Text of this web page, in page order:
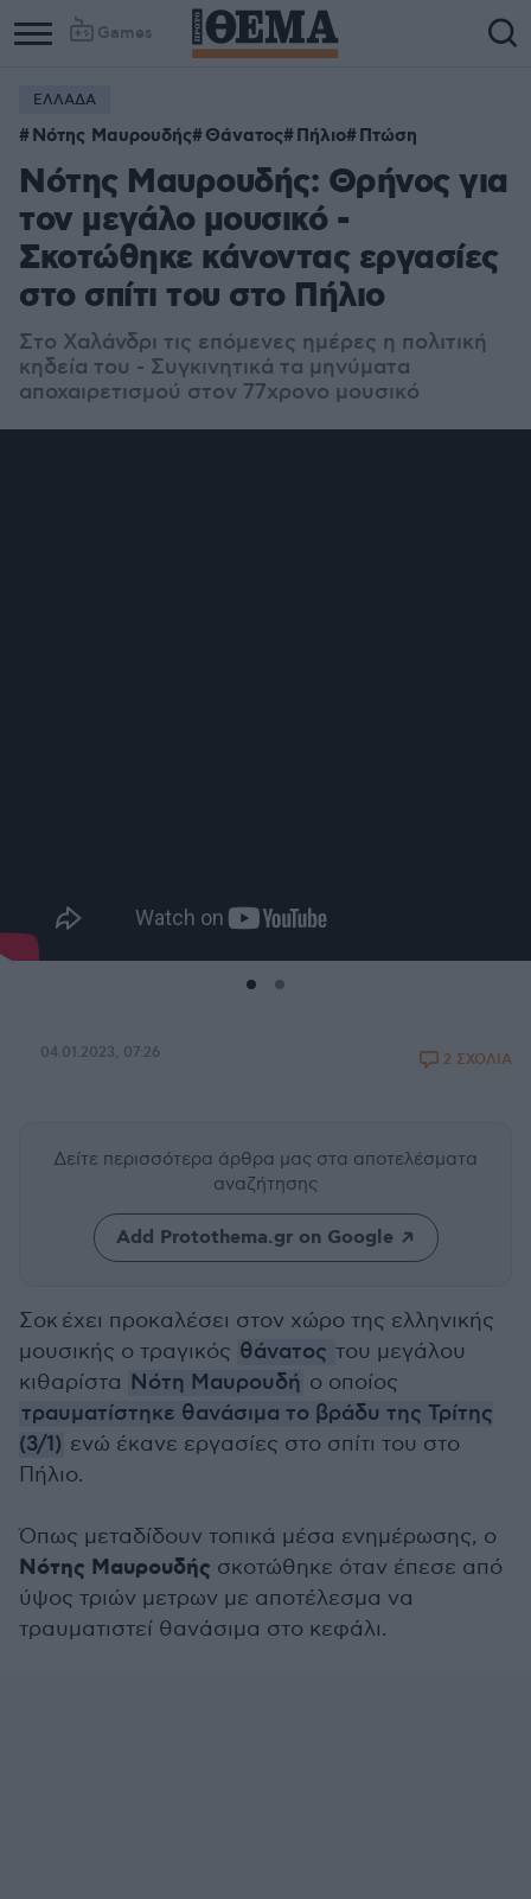
Games
ΕΛΛΑΔΑ
Νότης Μαυρουδής Θάνατος Πήλιο Πτώση
Νότης Μαυρουδής: Θρήνος για
τον μεγάλο μουσικό -
Σκοτώθηκε κάνοντας εργασίες
στο σπίτι του στο Πήλιο
Στο Χαλάνδρι τις επόμενες ημέρες η πολιτική
κηδεία του - Συγκινητικά τα μηνύματα
αποχαιρετισμού στον 77χρονο μουσικό
04.01.2023, 07:26 2 ΣΧΟΛΙΑ
Δείτε περισσότερα άρθρα μας στα αποτελέσματα
αναζήτησης
Add Protothema.gr on Google
Σοκ έχει προκαλέσει στον χώρο της ελληνικής
μουσικής ο τραγικός θάνατος του μεγάλου
κιθαρίστα Νότη Μαυρουδή ο οποίος
τραυματίστηκε θανάσιμα το βράδυ της Τρίτης
(3/1) ενώ έκανε εργασίες στο σπίτι του στο
Πήλιο.
Όπως μεταδίδουν τοπικά μέσα ενημέρωσης, ο
Νότης Μαυρουδής σκοτώθηκε όταν έπεσε από
ύψος τριών μετρων με αποτέλεσμα να
τραυματιστεί θανάσιμα στο κεφάλι.